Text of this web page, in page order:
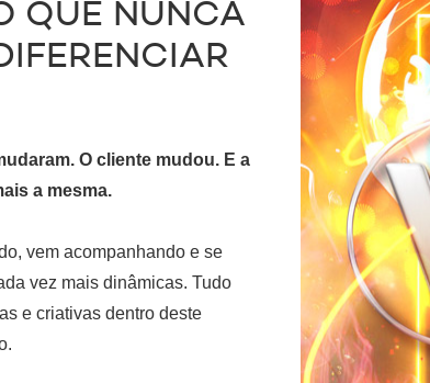
QUE NUNCA
O cliente mudou. E a
a mesma.
vem acompanhando e se
vez mais dinâmicas. Tudo
e criativas dentro deste